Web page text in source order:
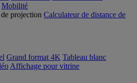
Mobilité
Calculateur de distance de
Grand format 4K Tableau blanc
Affichage pour vitrine